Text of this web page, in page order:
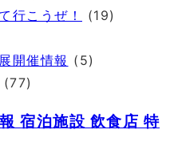
行こうぜ！
(19)
開催情報 (5)
(77)